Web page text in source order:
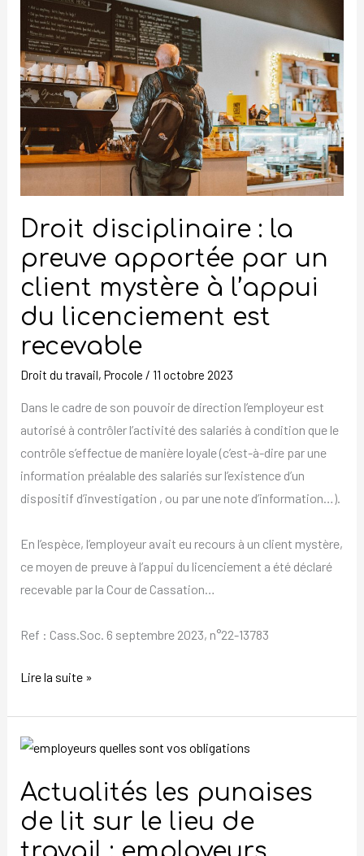
Droit disciplinaire : la
preuve apportée par un
client mystère à l’appui
du licenciement est
recevable
Droit du travail, Procole / 11 octobre 2023
Dans le cadre de son pouvoir de direction l’employeur est
autorisé à contrôler l’activité des salariés à condition que le
contrôle s’effectue de manière loyale (c’est-à-dire par une
information préalable des salariés sur l’existence d’un
dispositif d’investigation , ou par une note d’information…).
En l’espèce, l’employeur avait eu recours à un client mystère,
ce moyen de preuve à l’appui du licenciement a été déclaré
recevable par la Cour de Cassation…
Ref : Cass.Soc. 6 septembre 2023, n°22-13783
disciplinaire :
la
preuve
apportée
par
un
client
mystère
à
l’appui
du
licenciement
est
recevable
Lire la suite »
Actualités les punaises
de lit sur le lieu de
Actualités
punaises
de